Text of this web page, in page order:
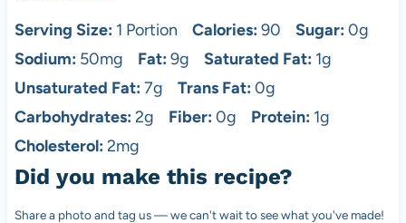
Serving Size: 1 Portion Calories: 90 Sugar: 0g
Sodium: 50mg Fat: 9g Saturated Fat: 1g
Unsaturated Fat: 7g Trans Fat: 0g
Carbohydrates: 2g Fiber: 0g Protein: 1g
Cholesterol: 2mg
Did you make this recipe?
Share a photo and tag us — we can't wait to see what you've made!